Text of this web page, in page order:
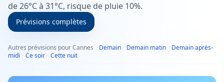
de 26°C à 31°C, risque de pluie 10%.
Prévisions complètes
Autres prévisions pour Cannes · Demain · Demain matin · Demain après-
midi · Ce soir · Cette nuit